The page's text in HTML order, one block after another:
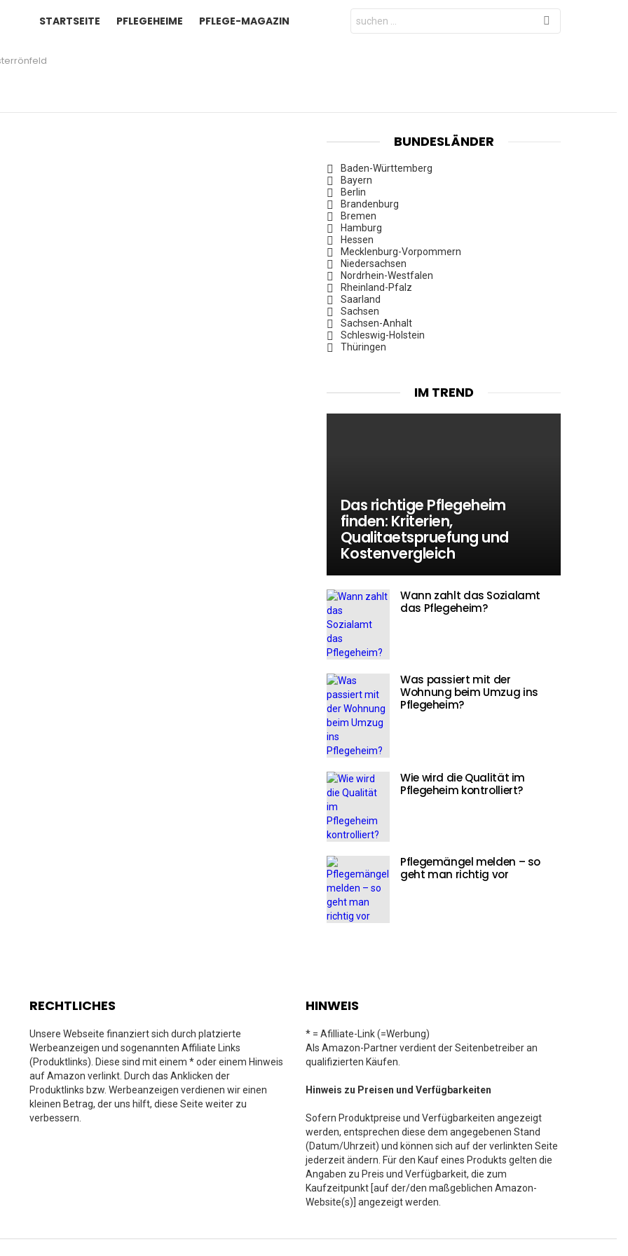
STARTSEITE PFLEGEHEIME PFLEGE-MAGAZIN
Search
for:
BUNDESLÄNDER
Baden-Württemberg
Bayern
Berlin
Brandenburg
Bremen
Hamburg
Hessen
Mecklenburg-Vorpommern
Niedersachsen
Nordrhein-Westfalen
Rheinland-Pfalz
Saarland
Sachsen
Sachsen-Anhalt
Schleswig-Holstein
Thüringen
IM TREND
Das richtige Pflegeheim
finden: Kriterien,
Qualitaetspruefung und
Kostenvergleich
Wann zahlt das Sozialamt
das Pflegeheim?
Was passiert mit der
Wohnung beim Umzug ins
Pflegeheim?
Wie wird die Qualität im
Pflegeheim kontrolliert?
Pflegemängel melden – so
geht man richtig vor
RECHTLICHES
Unsere Webseite finanziert sich durch platzierte
Werbeanzeigen und sogenannten Affiliate Links
(Produktlinks). Diese sind mit einem * oder einem Hinweis
auf Amazon verlinkt. Durch das Anklicken der
Produktlinks bzw. Werbeanzeigen verdienen wir einen
kleinen Betrag, der uns hilft, diese Seite weiter zu
verbessern.
HINWEIS
* = Afilliate-Link (=Werbung)
Als Amazon-Partner verdient der Seitenbetreiber an
qualifizierten Käufen.
Hinweis zu Preisen und Verfügbarkeiten
Sofern Produktpreise und Verfügbarkeiten angezeigt
werden, entsprechen diese dem angegebenen Stand
(Datum/Uhrzeit) und können sich auf der verlinkten Seite
jederzeit ändern. Für den Kauf eines Produkts gelten die
Angaben zu Preis und Verfügbarkeit, die zum
Kaufzeitpunkt [auf der/den maßgeblichen Amazon-
Website(s)] angezeigt werden.